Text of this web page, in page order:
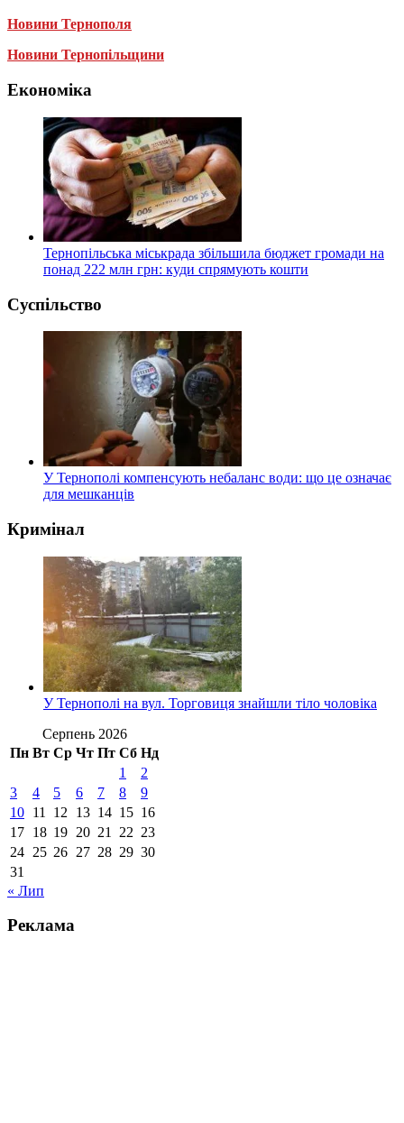
Новини Тернополя
Новини Тернопільщини
Економіка
Тернопільська міськрада збільшила бюджет громади на
понад 222 млн грн: куди спрямують кошти
Суспільство
У Тернополі компенсують небаланс води: що це означає
для мешканців
Кримінал
У Тернополі на вул. Торговиця знайшли тіло чоловіка
Серпень 2026
Пн Вт Ср Чт Пт Сб Нд
1
2
3
4 5 6 7 8
9
10 11 12 13 14 15 16
17 18 19 20 21 22 23
24 25 26 27 28 29 30
31
« Лип
Реклама